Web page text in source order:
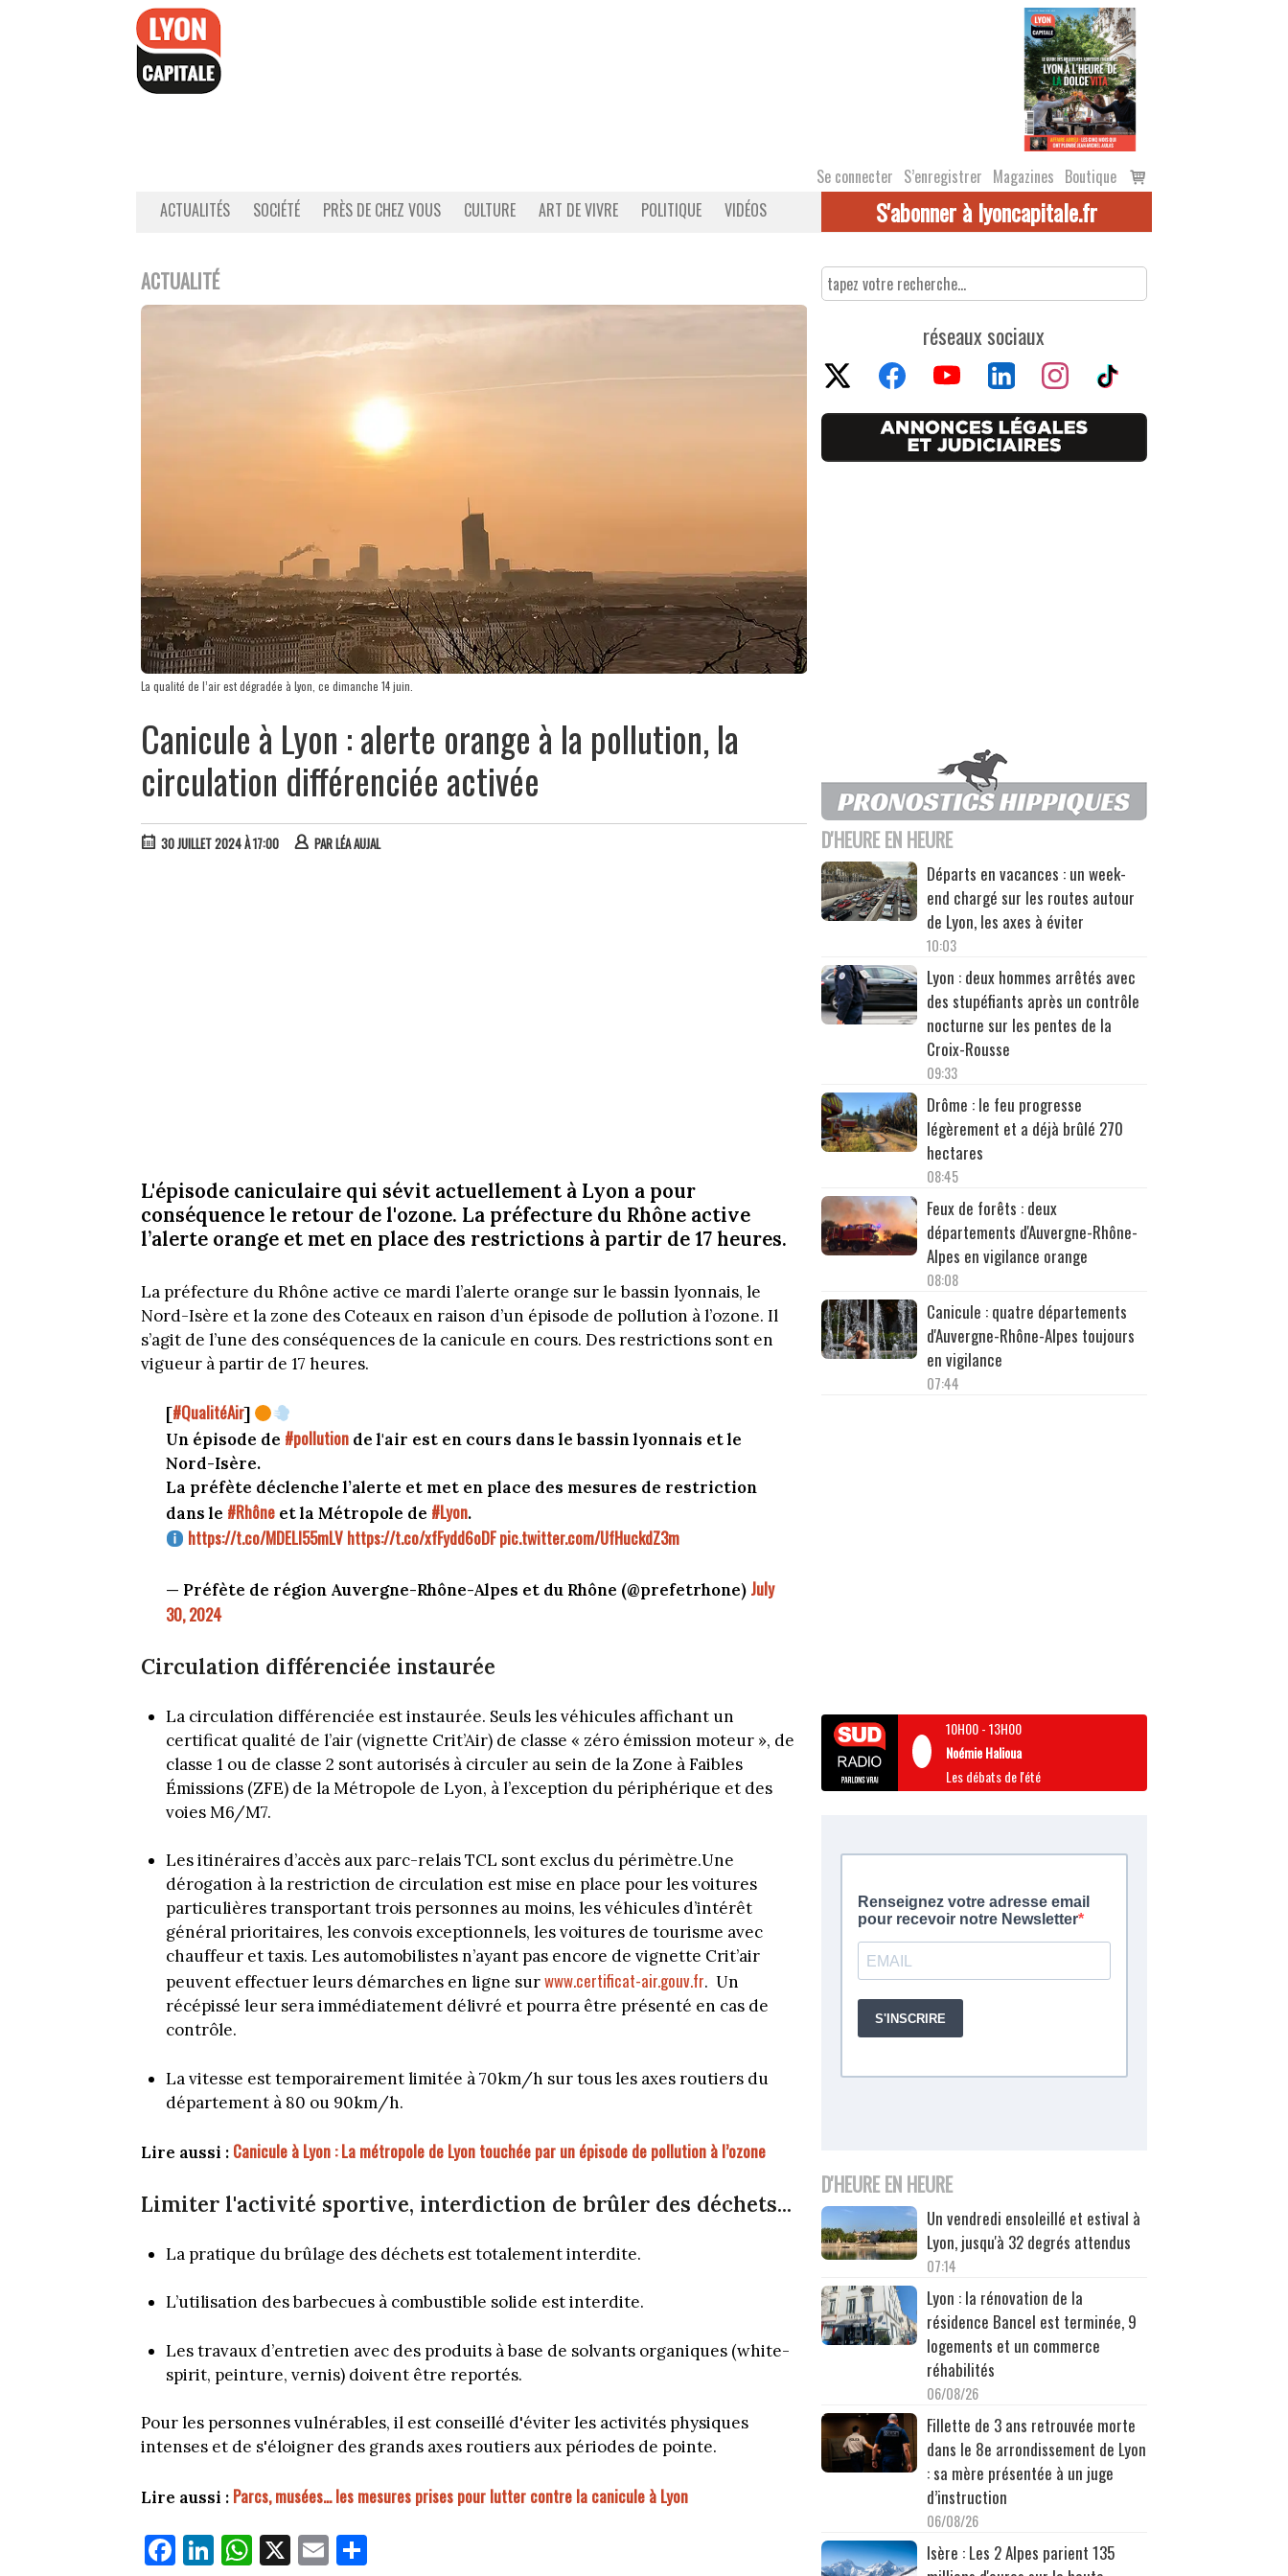
Se connecter S’enregistrer Magazines Boutique
Voir
le
ACTUALITÉS SOCIÉTÉ PRÈS DE CHEZ VOUS CULTURE ART DE VIVRE POLITIQUE VIDÉOS S'abonner à lyoncapitale.fr
ACTUALITÉ
La qualité de l’air est dégradée à Lyon, ce dimanche 14 juin.
Canicule à Lyon : alerte orange à la pollution, la
circulation différenciée activée
30 JUILLET 2024 À 17:00 PARLÉA AUJAL
L'épisode caniculaire qui sévit actuellement à Lyon a pour
conséquence le retour de l'ozone. La préfecture du Rhône active
l’alerte orange et met en place des restrictions à partir de 17 heures.
La préfecture du Rhône active ce mardi l’alerte orange sur le bassin lyonnais, le
Nord-Isère et la zone des Coteaux en raison d’un épisode de pollution à l’ozone. Il
s’agit de l’une des conséquences de la canicule en cours. Des restrictions sont en
vigueur à partir de 17 heures.
[#QualitéAir]
Un épisode de #pollutionde l'air est en cours dans le bassin lyonnais et le
Nord-Isère.
La préfète déclenche l’alerte et met en place des mesures de restriction
dans le #Rhôneet la Métropole de #Lyon.
https://t.co/MDELI55mLV https://t.co/xfFydd6oDF pic.twitter.com/UfHuckdZ3m
— Préfète de région Auvergne-Rhône-Alpes et du Rhône (@prefetrhone) July
30, 2024
Circulation différenciée instaurée
La circulation différenciée est instaurée. Seuls les véhicules affichant un
certificat qualité de l’air (vignette Crit’Air) de classe « zéro émission moteur », de
classe 1 ou de classe 2 sont autorisés à circuler au sein de la Zone à Faibles
Émissions (ZFE) de la Métropole de Lyon, à l’exception du périphérique et des
voies M6/M7.
Les itinéraires d’accès aux parc-relais TCL sont exclus du périmètre.Une
dérogation à la restriction de circulation est mise en place pour les voitures
particulières transportant trois personnes au moins, les véhicules d’intérêt
général prioritaires, les convois exceptionnels, les voitures de tourisme avec
chauffeur et taxis. Les automobilistes n’ayant pas encore de vignette Crit’air
peuvent effectuer leurs démarches en ligne surwww.certificat-air.gouv.fr. Un
récépissé leur sera immédiatement délivré et pourra être présenté en cas de
contrôle.
La vitesse est temporairement limitée à 70km/h sur tous les axes routiers du
département à 80 ou 90km/h.
Lire aussi : Canicule à Lyon : La métropole de Lyon touchée par un épisode de pollution à l’ozone
Limiter l'activité sportive, interdiction de brûler des déchets...
La pratique du brûlage des déchets est totalement interdite.
L’utilisation des barbecues à combustible solide est interdite.
Les travaux d’entretien avec des produits à base de solvants organiques (white-
spirit, peinture, vernis) doivent être reportés.
Pour les personnes vulnérables, il est conseillé d'éviter les activités physiques
intenses et de s'éloigner des grands axes routiers aux périodes de pointe.
Lire aussi : Parcs, musées... les mesures prises pour lutter contre la canicule à Lyon
Fa Li W X E
réseaux sociaux
D'HEURE EN HEURE
Départs en vacances : un week-
end chargé sur les routes autour
de Lyon, les axes à éviter
10:03
Lyon : deux hommes arrêtés avec
des stupéfiants après un contrôle
nocturne sur les pentes de la
Croix-Rousse
09:33
Drôme : le feu progresse
légèrement et a déjà brûlé 270
hectares
08:45
Feux de forêts : deux
départements d'Auvergne-Rhône-
Alpes en vigilance orange
08:08
Canicule : quatre départements
d'Auvergne-Rhône-Alpes toujours
en vigilance
07:44
10H00-13H00
Noémie Halioua
Les débats de l'été
D'HEURE EN HEURE
Un vendredi ensoleillé et estival à
Lyon, jusqu'à 32 degrés attendus
07:14
Lyon : la rénovation de la
résidence Bancel est terminée, 9
logements et un commerce
réhabilités
06/08/26
Fillette de 3 ans retrouvée morte
dans le 8e arrondissement de Lyon
: sa mère présentée à un juge
d’instruction
06/08/26
Isère : Les 2 Alpes parient 135